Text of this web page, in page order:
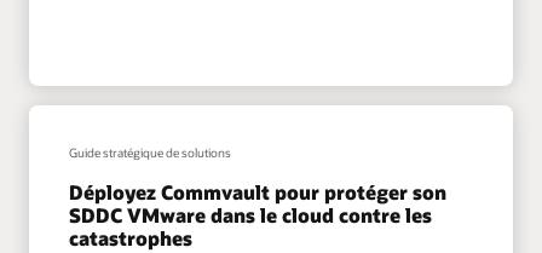
Guide stratégique de solutions
Déployez Commvault pour protéger son
SDDC VMware dans le cloud contre les
catastrophes